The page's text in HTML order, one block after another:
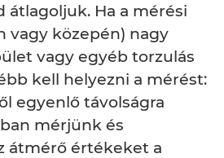
átlagoljuk. Ha a mérési
vagy közepén) nagy
vagy egyéb torzulás
kell helyezni a mérést:
egyenlő távolságra
mérjünk és
átmérő értékeket a